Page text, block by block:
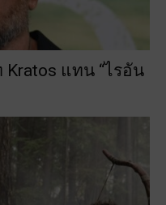
Kratos แทน “ไรอัน